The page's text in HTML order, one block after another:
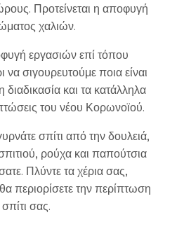
Προτείνεται η αποφυγή
χαλιών.
εργασιών επί τόπου
σιγουρευτούμε ποια είναι
διαδικασία και τα κατάλληλα
του νέου Κορωνοϊού.
σπίτι από την δουλειά,
ρούχα και παπούτσια
Πλύντε τα χέρια σας,
περιορίσετε την περίπτωση
σας.